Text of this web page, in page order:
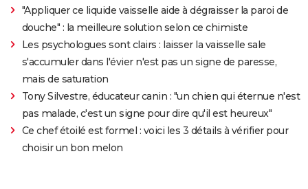
"Appliquer ce liquide vaisselle aide à dégraisser la paroi de
douche" : la meilleure solution selon ce chimiste
Les psychologues sont clairs : laisser la vaisselle sale
s'accumuler dans l'évier n'est pas un signe de paresse,
mais de saturation
Tony Silvestre, éducateur canin : "un chien qui éternue n'est
pas malade, c'est un signe pour dire qu'il est heureux"
Ce chef étoilé est formel : voici les 3 détails à vérifier pour
choisir un bon melon